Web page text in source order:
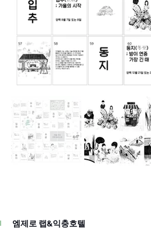
엠제로 랩&익충호텔